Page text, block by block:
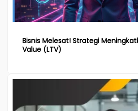
Bisnis Melesat! Strategi
Value (LTV)